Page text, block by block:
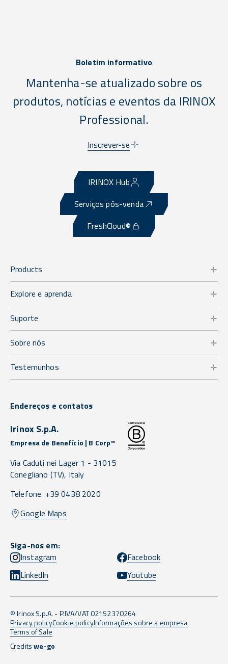
Boletim informativo
Mantenha-se atualizado sobre os
produtos, notícias e eventos da IRINOX
Professional.
Inscrever-se
IRINOX Hub
Serviços pós-venda
FreshCloud®
Products
Explore e aprenda
Suporte
Sobre nós
Testemunhos
Endereços e contatos
Irinox S.p.A.
Empresa de Benefício | B Corp™
Via Caduti nei Lager 1 - 31015
Conegliano (TV), Italy
Telefone. +39 0438 2020
Google Maps
Siga-nos em:
Instagram
Facebook
LinkedIn
Youtube
© Irinox S.p.A. - P.IVA/VAT 02152370264
Privacy policyCookie policyInformações sobre a empresa
Terms of Sale
Creditswe-go